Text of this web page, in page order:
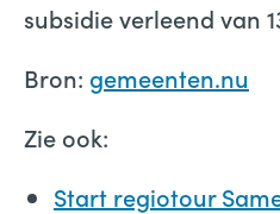
subsidie verleend van
Bron: gemeenten.nu
Zie ook:
Start regiotour